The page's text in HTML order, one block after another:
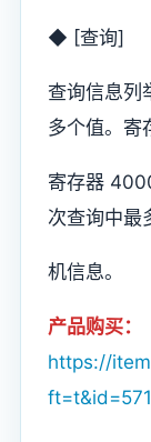
◆ [查询]
查询信息列
多个值。寄
寄存器
次查询中最
机信息。
产品购买：
https://